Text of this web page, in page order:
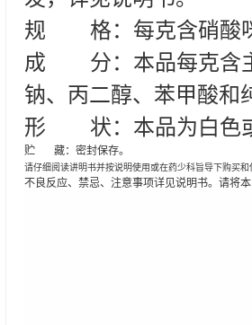
规 格：每克含硝酸
成 分：本品每克含
钠、丙二醇、苯甲酸和
形 状：本品为白色或
贮 藏：密封保存。
请仔细阅读讲明书并按说明使用或在药少科旨导下购买和
不良反应、禁忌、注意事项详见说明书。请将